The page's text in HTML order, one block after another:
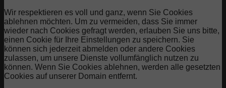
Wir respektieren es voll und ganz, wenn Sie Cookies
ablehnen möchten. Um zu vermeiden, dass Sie immer
wieder nach Cookies gefragt werden, erlauben Sie uns bitte,
einen Cookie für Ihre Einstellungen zu speichern. Sie
können sich jederzeit abmelden oder andere Cookies
zulassen, um unsere Dienste vollumfänglich nutzen zu
können. Wenn Sie Cookies ablehnen, werden alle gesetzten
Cookies auf unserer Domain entfernt.